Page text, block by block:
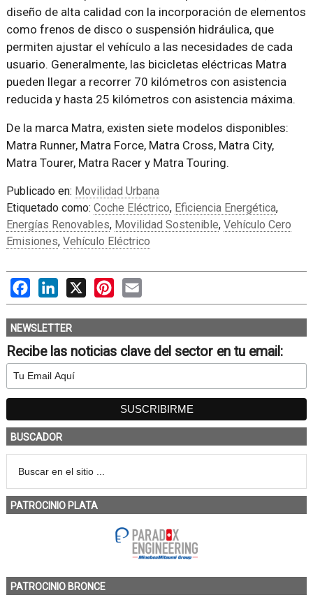
diseño de alta calidad con la incorporación de elementos
como frenos de disco o suspensión hidráulica, que
permiten ajustar el vehículo a las necesidades de cada
usuario. Generalmente, las bicicletas eléctricas Matra
pueden llegar a recorrer 70 kilómetros con asistencia
reducida y hasta 25 kilómetros con asistencia máxima.
De la marca Matra, existen siete modelos disponibles:
Matra Runner, Matra Force, Matra Cross, Matra City,
Matra Tourer, Matra Racer y Matra Touring.
Publicado en: Movilidad Urbana
Etiquetado como: Coche Eléctrico, Eficiencia Energética,
Energías Renovables, Movilidad Sostenible, Vehículo Cero
Emisiones, Vehículo Eléctrico
FacebookLinkedIn
X PinterestEmail
NEWSLETTER
Recibe las noticias clave del sector en tu email:
BUSCADOR
PATROCINIO PLATA
PATROCINIO BRONCE